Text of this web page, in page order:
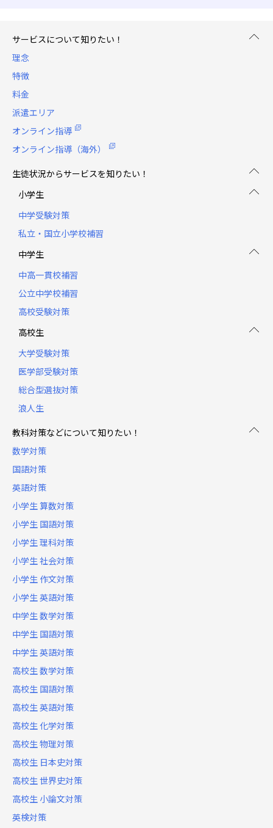
サービスについて知りたい！
理念
特徴
料金
派遣エリア
オンライン指導
オンライン指導（海外）
生徒状況からサービスを知りたい！
小学生
中学受験対策
私立・国立小学校補習
中学生
中高一貫校補習
公立中学校補習
高校受験対策
高校生
大学受験対策
医学部受験対策
総合型選抜対策
浪人生
教科対策などについて知りたい！
数学対策
国語対策
英語対策
小学生 算数対策
小学生 国語対策
小学生 理科対策
小学生 社会対策
小学生 作文対策
小学生 英語対策
中学生 数学対策
中学生 国語対策
中学生 英語対策
高校生 数学対策
高校生 国語対策
高校生 英語対策
高校生 化学対策
高校生 物理対策
高校生 日本史対策
高校生 世界史対策
高校生 小論文対策
英検対策